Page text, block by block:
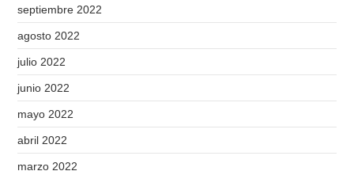
septiembre 2022
agosto 2022
julio 2022
junio 2022
mayo 2022
abril 2022
marzo 2022